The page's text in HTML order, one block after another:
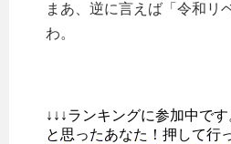
まあ、逆に言えば「令和リ
わ。
↓↓↓ランキングに参加中です
と思ったあなた！押して行